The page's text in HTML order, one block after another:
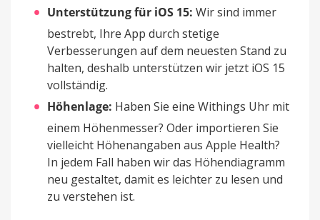
Unterstützung für iOS 15: Wir sind immer
bestrebt, Ihre App durch stetige
Verbesserungen auf dem neuesten Stand zu
halten, deshalb unterstützen wir jetzt iOS 15
vollständig.
Höhenlage: Haben Sie eine Withings Uhr mit
einem Höhenmesser? Oder importieren Sie
vielleicht Höhenangaben aus Apple Health?
In jedem Fall haben wir das Höhendiagramm
neu gestaltet, damit es leichter zu lesen und
zu verstehen ist.